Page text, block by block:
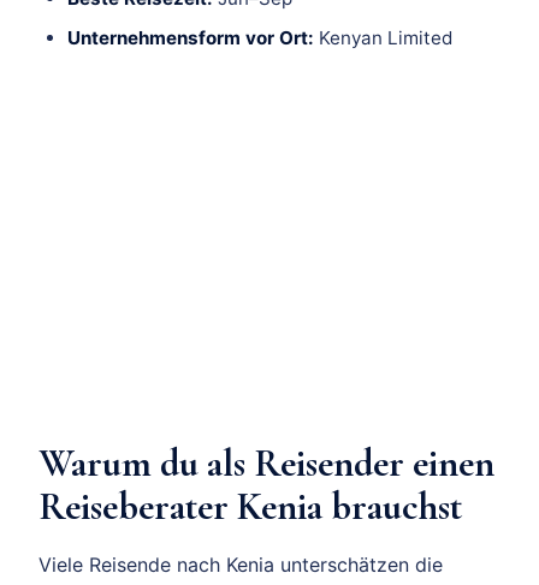
Unternehmensform vor Ort: Kenyan Limited
Warum du als Reisender einen
Reiseberater Kenia brauchst
Viele Reisende nach Kenia unterschätzen die